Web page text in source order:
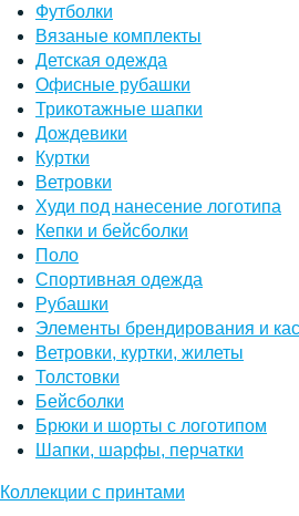
Футболки
Вязаные комплекты
Детская одежда
Офисные рубашки
Трикотажные шапки
Дождевики
Куртки
Ветровки
Худи под нанесение логотипа
Кепки и бейсболки
Поло
Спортивная одежда
Рубашки
Элементы брендирования и
Ветровки, куртки, жилеты
Толстовки
Бейсболки
Брюки и шорты с логотипом
Шапки, шарфы, перчатки
Коллекции с принтами